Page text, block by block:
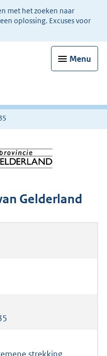
met het zoeken naar
oplossing. Excuses voor
Menu
Gelderland